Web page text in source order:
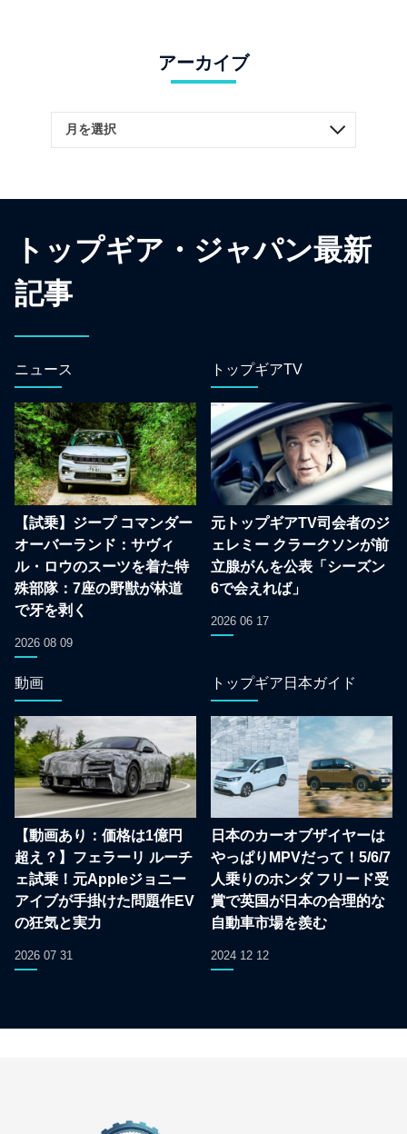
アーカイブ
トップギア・ジャパン最新
記事
ニュース
【試乗】ジープ コマンダー
オーバーランド：サヴィ
ル・ロウのスーツを着た特
殊部隊：7座の野獣が林道
で牙を剥く
2026 08 09
トップギアTV
元トップギアTV司会者のジ
ェレミー クラークソンが前
立腺がんを公表「シーズン
6で会えれば」
2026 06 17
動画
【動画あり：価格は1億円
超え？】フェラーリ ルーチ
ェ試乗！元Appleジョニー
アイブが手掛けた問題作EV
の狂気と実力
2026 07 31
トップギア日本ガイド
日本のカーオブザイヤーは
やっぱりMPVだって！5/6/7
人乗りのホンダ フリード受
賞で英国が日本の合理的な
自動車市場を羨む
2024 12 12